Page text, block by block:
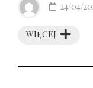
WIĘCEJ
24/04/